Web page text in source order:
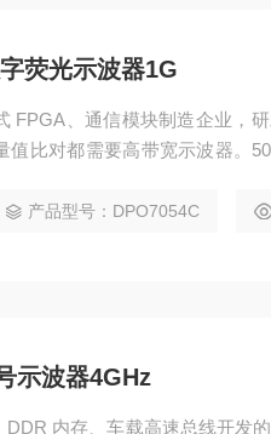
荧光示波器1G
FPGA、通信模块制造企业，
值比对都需要高带宽示波器。
四通道同步采集、FastAcq
产品型号：DPO7054C
示波器4GHz
内存、车载高速总线开发